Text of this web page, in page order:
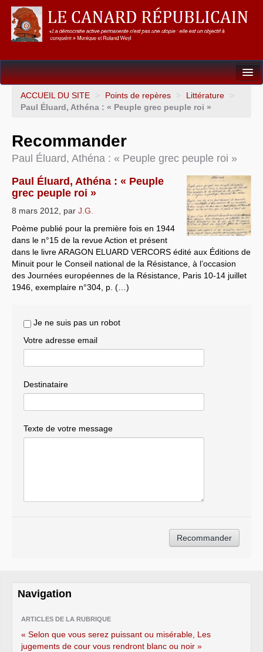
Dossiers
Points de repères
Un éléphant, ça trompe énormément !
Gouvernance mondiale & mondialisation
International
Résistances
L’Empire américain
Systèmes & société sous contrôle
Crises "Covid-19 & H1N1"
Guerre en Ukraine
ACCUEIL DU SITE > Points de repères > Littérature
>
Paul Éluard, Athéna : « Peuple grec peuple roi »
Recommander
Paul Éluard, Athéna : « Peuple grec peuple roi »
Paul Éluard, Athéna : « Peuple
grec peuple roi »
8 mars 2012 par J.G.
Poème publié pour la première fois en 1944
dans le n°15 de la revue Action et présent
dans le livre ARAGON ELUARD VERCORS édité aux Éditions de
Minuit pour le Conseil national de la Résistance, à l’occasion
des Journées européennes de la Résistance, Paris 10-14 juillet
1946, exemplaire n°304, p. (…)
Je ne suis pas un robot
Votre adresse email
Destinataire
Texte de votre message
Navigation
ARTICLES DE LA RUBRIQUE
« Selon que vous serez puissant ou misérable, Les
jugements de cour vous rendront blanc ou noir »